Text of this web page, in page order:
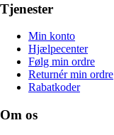
Tjenester
Min konto
Hjælpecenter
Følg min ordre
Returnér min ordre
Rabatkoder
Om os